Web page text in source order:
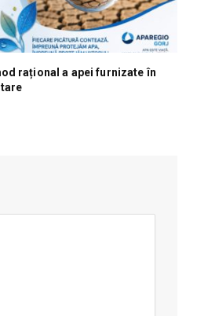
rațional a apei furnizate în